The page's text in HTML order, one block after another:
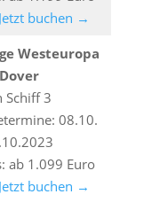
Jetzt buchen →
Westeuropa
Schiff 3
08.10.
ab 1.099 Euro
Jetzt buchen →